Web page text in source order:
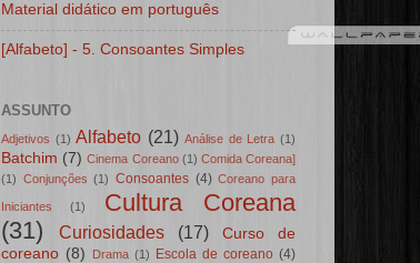
Material didático em português
[Alfabeto] - 5. Consoantes Simples
ASSUNTO
Adjetivos (1) Alfabeto (21) Análise de Letra (1)
Batchim (7) Cinema Coreano (1) Comida Coreana]
(1) Conjunções (1) Consoantes (4) Coreano para
Iniciantes (1)
Cultura Coreana
(31)
Curiosidades (17)
Curso de
coreano (8) Drama (1) Escola de coreano (4)